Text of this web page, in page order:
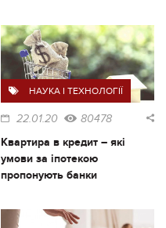
НАУКА І ТЕХНОЛОГІЇ
22.01.20 80478
Квартира в кредит – які
умови за іпотекою
пропонують банки